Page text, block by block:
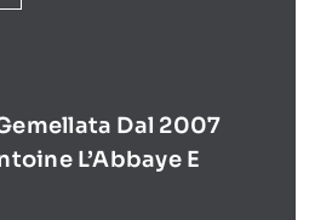
Dal 2007
L’Abbaye E